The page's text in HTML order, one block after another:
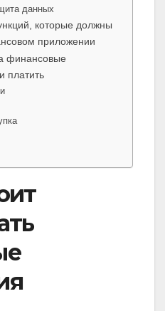
данных
которые должны
приложении
финансовые
платить